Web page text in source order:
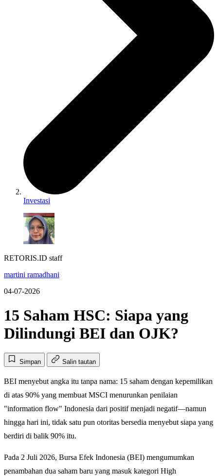
Investasi
RETORIS.ID staff
martini ramadhani
04-07-2026
15 Saham HSC: Siapa yang
Dilindungi BEI dan OJK?
Simpan Salin tautan
BEI menyebut angka itu tanpa nama: 15 saham dengan kepemilikan
di atas 90% yang membuat MSCI menurunkan penilaian
"information flow" Indonesia dari positif menjadi negatif—namun
hingga hari ini, tidak satu pun otoritas bersedia menyebut siapa yang
berdiri di balik 90% itu.
Pada 2 Juli 2026, Bursa Efek Indonesia (BEI) mengumumkan
penambahan dua saham baru yang masuk kategori High